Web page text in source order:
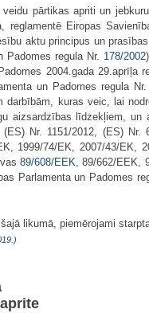
pārtikas apriti un
Eiropas
aktu principus un
regula Nr. 178/2002
2004.gada 29.aprīļa
un Padomes regula
kuras veic, lai
līdzekļiem, un
Nr. 1151/2012, (ES) Nr.
1999/74/EK, 2007/43/EK,
89/608/EEK, 89/662/EEK,
Parlamenta un Padomes
likumā, piemērojami
)